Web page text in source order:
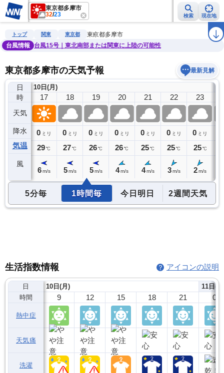
東京都多摩市
32/23 検索 現在地
雨雲レーダー 台風情報 地震情報 ラ
トップ 関東 東京都
東京都多摩市
台風情報
台風15号｜東北南部または関東に上陸の可能性
東京都多摩市の天気予報 最新見解
日
時
天気
降水
気温
風
10日(月)
16
0ミリ
30℃
17
0 ミリ
29℃
6 m/s
18
0 ミリ
27℃
5 m/s
19
0 ミリ
26℃
5 m/s
20
0 ミリ
26℃
4 m/s
21
0 ミリ
25℃
4 m/s
22
0 ミリ
25℃
3 m/s
23
0 ミリ
25 ℃
2m/s
5分毎 1時間毎 今日明日 2週間天気
生活指数情報 アイコンの説明
日
時間
熱中症
天気痛
洗濯
10日(月)
9 12 15 18 21
11日(
0